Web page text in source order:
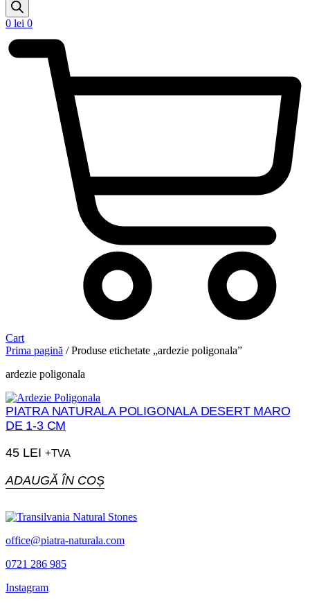
0 lei 0
Cart
Prima pagină / Produse etichetate „ardezie poligonala”
ardezie poligonala
PIATRA NATURALA POLIGONALA DESERT MARO
DE 1-3 CM
45 LEI +TVA
ADAUGĂ ÎN COȘ
office@piatra-naturala.com
0721 286 985
Instagram